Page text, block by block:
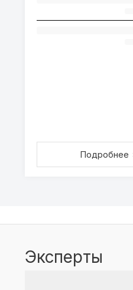
Подробнее
Эксперты